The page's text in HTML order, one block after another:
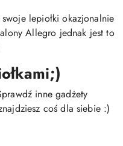
lepiołki okazjonalnie
Allegro jednak jest to
inne gadżety
coś dla siebie :)